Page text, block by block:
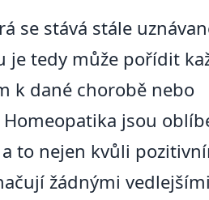
se stává stále
je tedy může pořídit
k dané chorobě nebo
jsou
to nejen kvůli
žádnými vedlejšími